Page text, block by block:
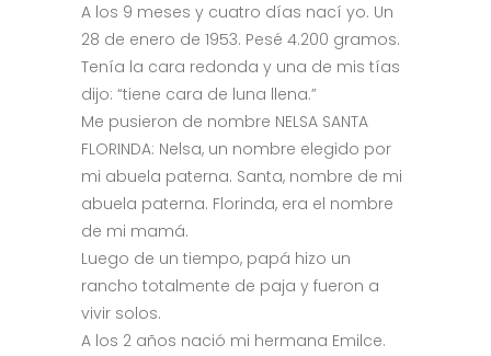
A los 9 meses y cuatro días nací yo. Un
28 de enero de 1953. Pesé 4.200 gramos.
Tenía la cara redonda y una de mis tías
dijo: “tiene cara de luna llena.”
Me pusieron de nombre NELSA SANTA
FLORINDA: Nelsa, un nombre elegido por
mi abuela paterna. Santa, nombre de mi
abuela paterna. Florinda, era el nombre
de mi mamá.
Luego de un tiempo, papá hizo un
rancho totalmente de paja y fueron a
vivir solos.
A los 2 años nació mi hermana Emilce.